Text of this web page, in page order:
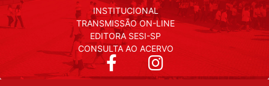
INSTITUCIONAL
TRANSMISSÃO ON-LINE
EDITORA SESI-SP
CONSULTA AO ACERVO